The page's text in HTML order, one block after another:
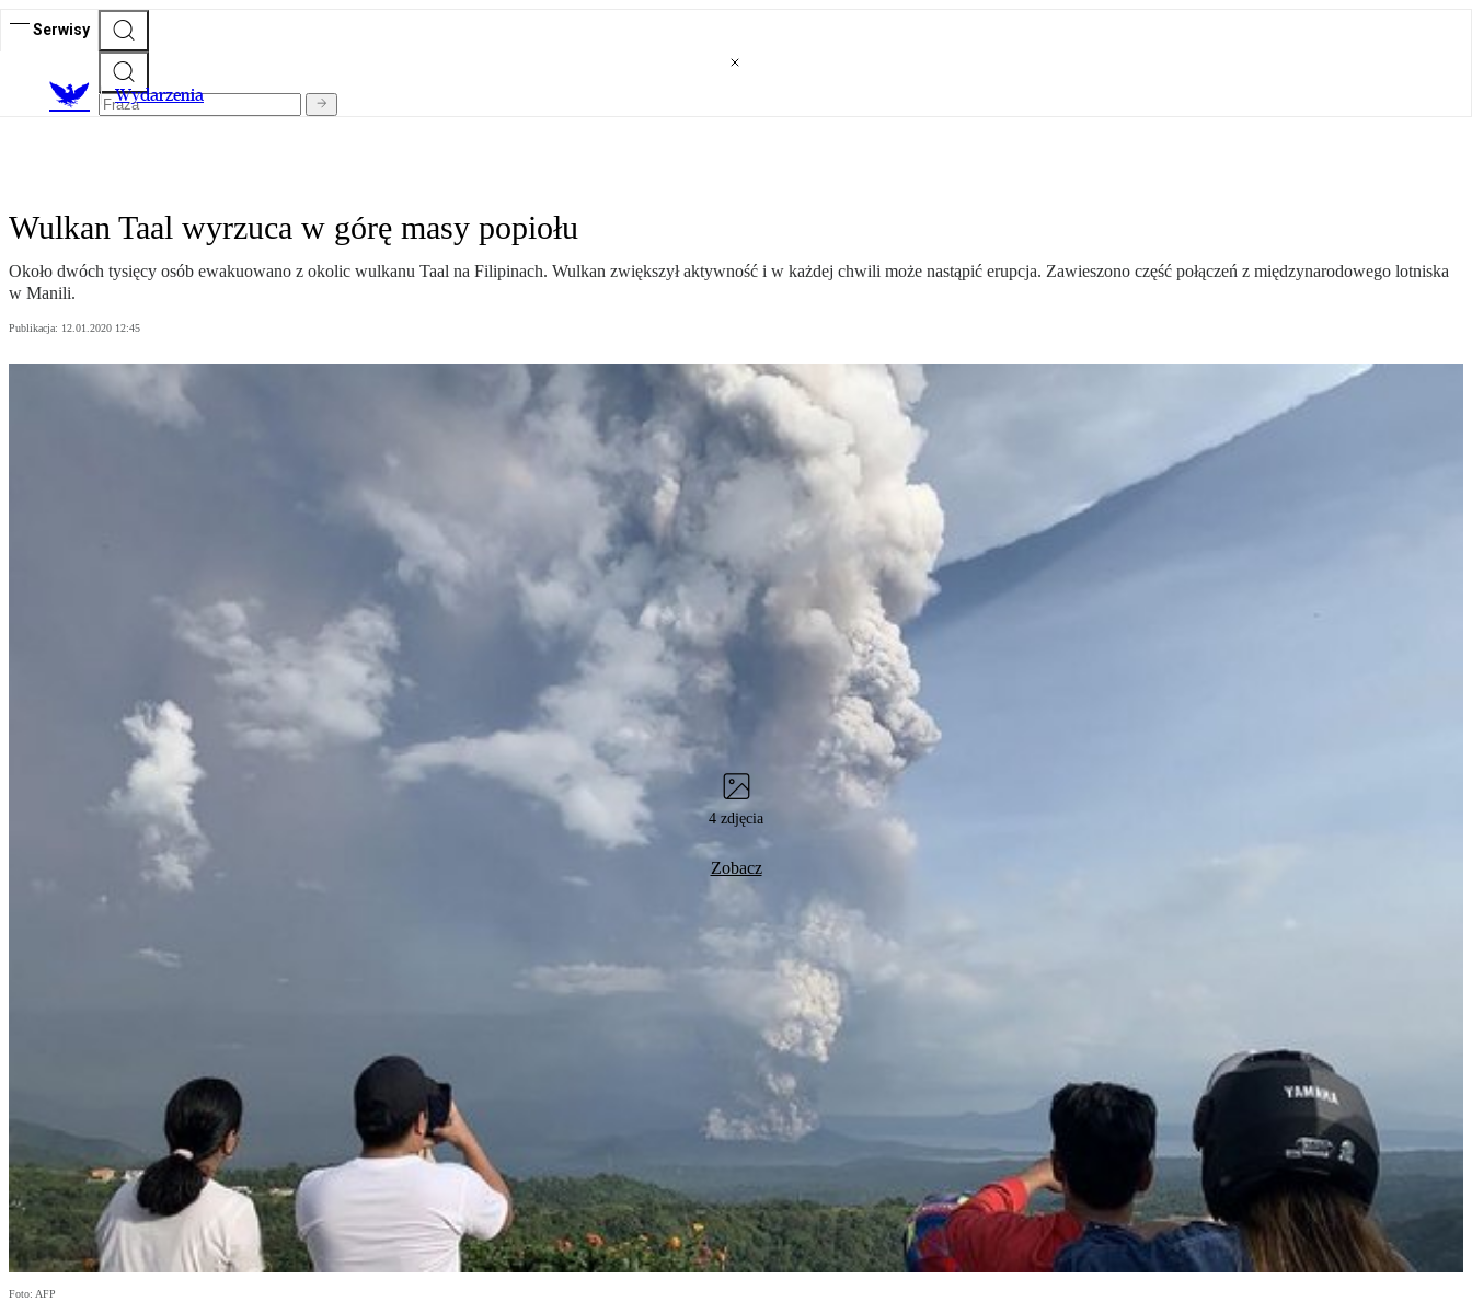
Serwisy
Wydarzenia
Wulkan Taal wyrzuca w górę masy popiołu
Około dwóch tysięcy osób ewakuowano z okolic wulkanu Taal na Filipinach. Wulkan zwiększył aktywność i w każdej chwili może nastąpić erupcja. Zawieszono część połączeń z międzynarodowego lotniska
w Manili.
Publikacja: 12.01.2020 12:45
4 zdjęcia
Zobacz
Foto: AFP